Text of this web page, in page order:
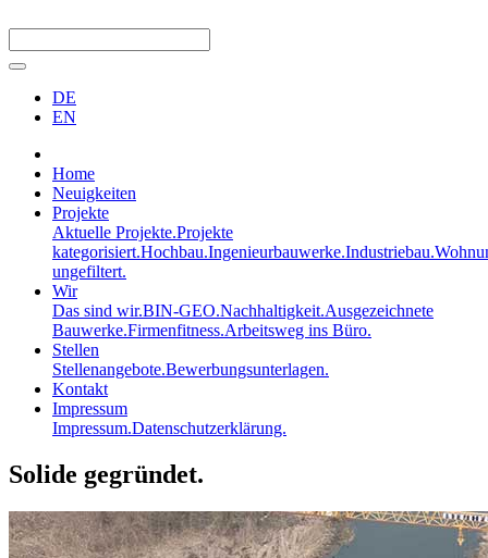
DE
EN
Home
Neuigkeiten
Projekte
Aktuelle Projekte.Projekte
kategorisiert.Hochbau.Ingenieurbauwerke.Industriebau.
ungefiltert.
Wir
Das sind wir.BIN-GEO.Nachhaltigkeit.Ausgezeichnete
Bauwerke.Firmenfitness.Arbeitsweg ins Büro.
Stellen
Stellenangebote.Bewerbungsunterlagen.
Kontakt
Impressum
Impressum.Datenschutzerklärung.
Solide gegründet.